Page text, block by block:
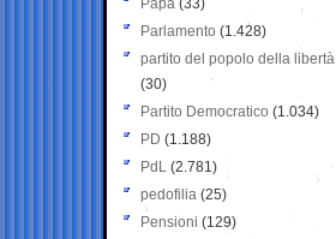
Papa (33)
Parlamento (1.428)
partito del popolo della libertà
(30)
Partito Democratico (1.034)
PD (1.188)
PdL (2.781)
pedofilia (25)
Pensioni (129)